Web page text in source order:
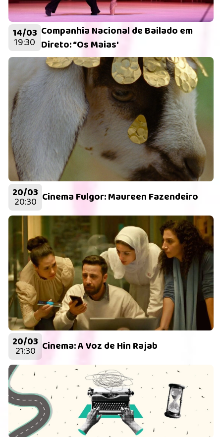
14/03
19:30
Companhia Nacional de Bailado em
Direto: “Os Maias'
20/03
20:30 Cinema Fulgor: Maureen Fazendeiro
20/03
21:30 Cinema: A Voz de Hin Rajab